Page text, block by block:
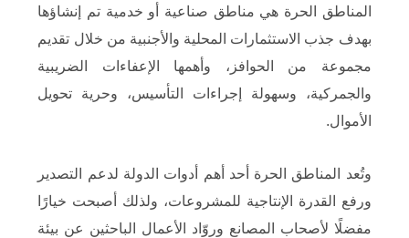
المناطق الحرة هي مناطق صناعية أو خدمية تم إنشاؤها
بهدف جذب الاستثمارات المحلية والأجنبية من خلال تقديم
مجموعة من الحوافز، وأهمها الإعفاءات الضريبية
والجمركية، وسهولة إجراءات التأسيس، وحرية تحويل
الأموال.
وتُعد المناطق الحرة أحد أهم أدوات الدولة لدعم التصدير
ورفع القدرة الإنتاجية للمشروعات، ولذلك أصبحت خيارًا
مفضلًا لأصحاب المصانع وروّاد الأعمال الباحثين عن بيئة